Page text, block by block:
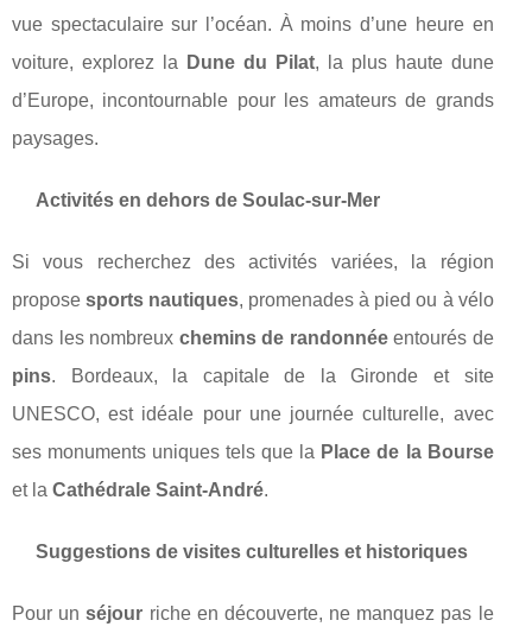
vue spectaculaire sur l’océan. À moins d’une heure en
voiture, explorez la
Dune du Pilat, la plus haute dune
d’Europe, incontournable pour les amateurs de grands
paysages.
Activités en dehors de Soulac-sur-Mer
Si vous recherchez des activités variées, la région
proposesports nautiques, promenades à pied ou à vélo
dans les nombreux chemins de randonnéeentourés de
pins. Bordeaux, la capitale de la Gironde et site
UNESCO, est idéale pour une journée culturelle, avec
ses monuments uniques tels que la Place de la Bourse
et la Cathédrale Saint-André.
Suggestions de visites culturelles et historiques
Pour unséjour riche en découverte, ne manquez pas le